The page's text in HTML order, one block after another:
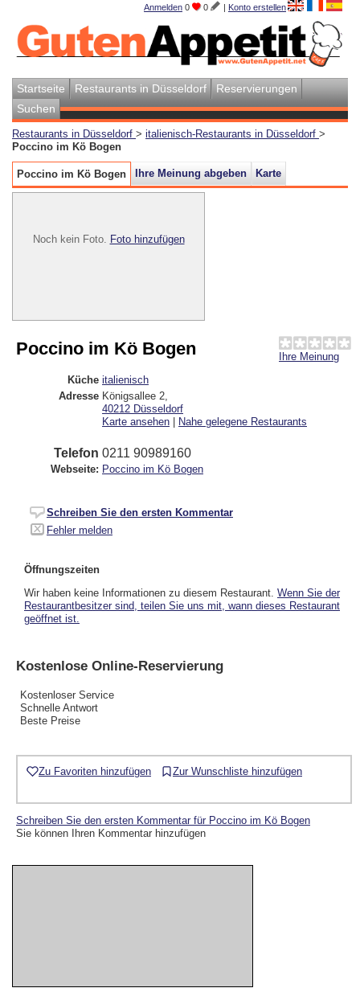
Anmelden 0 0 | Konto erstellen
Startseite Restaurants in Düsseldorf
Reservierungen
Suchen
Restaurants in Düsseldorf > italienisch-Restaurants in Düsseldorf >
Poccino im Kö Bogen
Poccino im Kö Bogen Ihre Meinung abgeben Karte
Noch kein Foto. Foto hinzufügen
Ihre Meinung
Poccino im Kö Bogen
Küche italienisch
Adresse Königsallee 2
40212 Düsseldorf
Karte ansehen | Nahe gelegene Restaurants
Telefon 0211 90989160
Webseite: Poccino im Kö Bogen
Schreiben Sie den ersten Kommentar
Fehler melden
Öffnungszeiten
Wir haben keine Informationen zu diesem Restaurant. Wenn Sie der
Restaurantbesitzer sind, teilen Sie uns mit, wann dieses Restaurant
geöffnet ist.
Kostenlose Online-Reservierung
Kostenloser Service
Schnelle Antwort
Beste Preise
Zu Favoriten hinzufügen Zur Wunschliste hinzufügen
Schreiben Sie den ersten Kommentar für Poccino im Kö Bogen
Sie können Ihren Kommentar hinzufügen